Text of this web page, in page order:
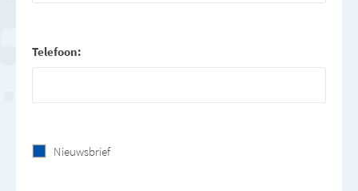
Telefoon:
Nieuwsbrief